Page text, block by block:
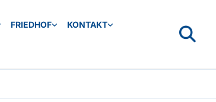
FRIEDHOF
KONTAKT